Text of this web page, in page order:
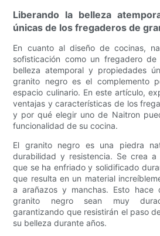
Liberando la belleza
únicas de los fregaderos de
En cuanto al diseño de cocinas,
sofisticación como un fregadero
belleza atemporal y propiedades
granito negro es el complemento
espacio culinario. En este artículo,
ventajas y características de los
y por qué elegir uno de Naitron
funcionalidad de su cocina.
El granito negro es una piedra
durabilidad y resistencia. Se crea
que se ha enfriado y solidificado
que resulta en un material
a arañazos y manchas. Esto hace
granito negro sean muy
garantizando que resistirán el paso
su belleza durante años.